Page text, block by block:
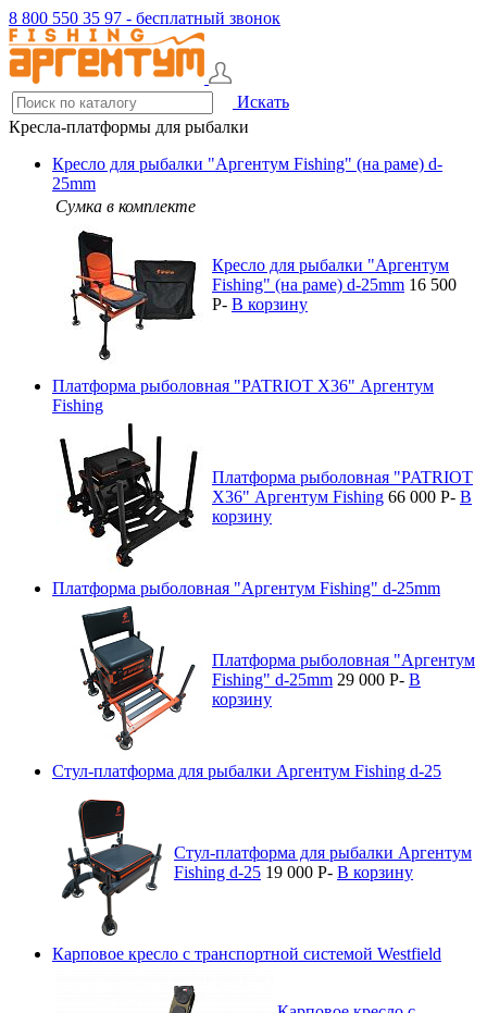
8 800 550 35 97 - бесплатный звонок
Искать
Кресла-платформы для рыбалки
Кресло для рыбалки "Аргентум Fishing" (на раме) d-
25mm
Сумка в комплекте
Кресло для рыбалки "Аргентум
Fishing" (на раме) d-25mm 16 500
P- В корзину
Платформа рыболовная "PATRIOT X36" Аргентум
Fishing
Платформа рыболовная "PATRIOT
X36" Аргентум Fishing 66 000 P- В
корзину
Платформа рыболовная "Аргентум Fishing" d-25mm
Платформа рыболовная "Аргентум
Fishing" d-25mm 29 000 P- В
корзину
Стул-платформа для рыбалки Аргентум Fishing d-25
Стул-платформа для рыбалки Аргентум
Fishing d-25 19 000 P- В корзину
Карповое кресло с транспортной системой Westfield